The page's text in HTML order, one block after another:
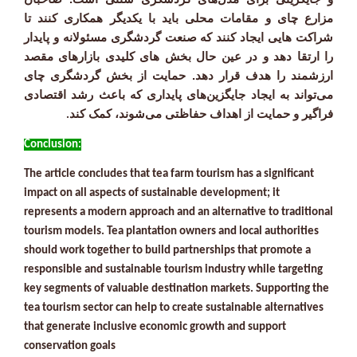
مزارع چای و مقامات محلی باید با یکدیگر همکاری کنند تا
شراکت هایی ایجاد کنند که صنعت گردشگری مسئولانه و پایدار
را ارتقا دهد و در عین حال بخش های کلیدی بازارهای مقصد
ارزشمند را هدف قرار دهد. حمایت از بخش گردشگری چای
می‌تواند به ایجاد جایگزین‌های پایداری که باعث رشد اقتصادی
فراگیر و حمایت از اهداف حفاظتی می‌شوند، کمک کند.
:Conclusion
The article concludes that tea farm tourism has a significant
impact on all aspects of sustainable development; it
represents a modern approach and an alternative to traditional
tourism models. Tea plantation owners and local authorities
should work together to build partnerships that promote a
responsible and sustainable tourism industry while targeting
key segments of valuable destination markets. Supporting the
tea tourism sector can help to create sustainable alternatives
that generate inclusive economic growth and support
conservation goals